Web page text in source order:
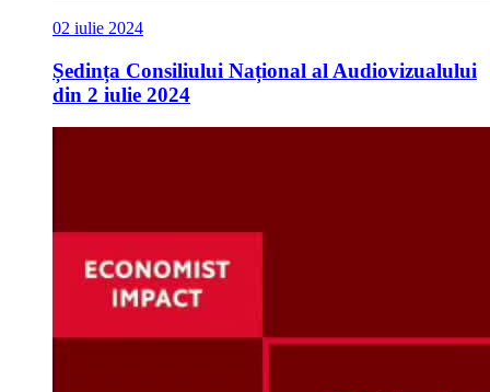
02 iulie 2024
Ședința Consiliului Național al Audiovizualului
din 2 iulie 2024